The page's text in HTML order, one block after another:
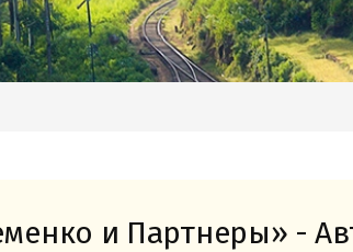
и Партнеры» -